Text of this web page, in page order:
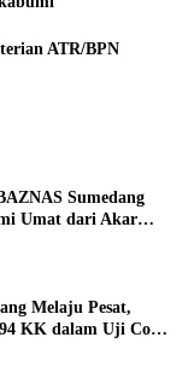
ATR/BPN
Sumedang
Umat dari Akar
Melaju Pesat,
KK dalam Uji Coba